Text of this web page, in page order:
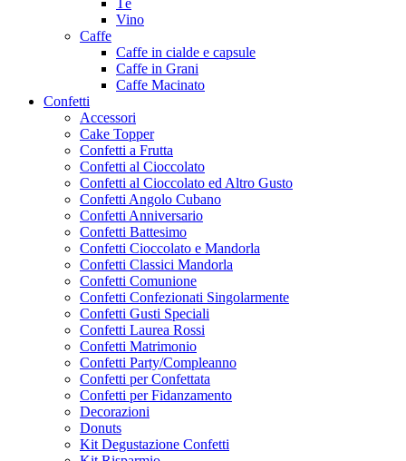
Tè
Vino
Caffe
Caffe in cialde e capsule
Caffe in Grani
Caffe Macinato
Confetti
Accessori
Cake Topper
Confetti a Frutta
Confetti al Cioccolato
Confetti al Cioccolato ed Altro Gusto
Confetti Angolo Cubano
Confetti Anniversario
Confetti Battesimo
Confetti Cioccolato e Mandorla
Confetti Classici Mandorla
Confetti Comunione
Confetti Confezionati Singolarmente
Confetti Gusti Speciali
Confetti Laurea Rossi
Confetti Matrimonio
Confetti Party/Compleanno
Confetti per Confettata
Confetti per Fidanzamento
Decorazioni
Donuts
Kit Degustazione Confetti